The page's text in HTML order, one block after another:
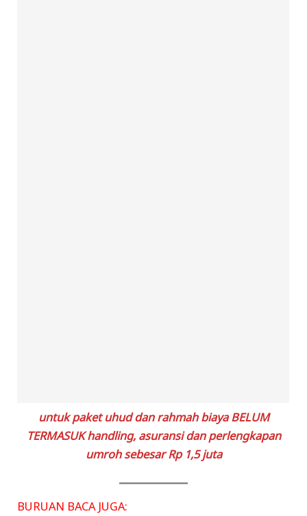
untuk paket uhud dan rahmah biaya BELUM
TERMASUK handling, asuransi dan perlengkapan
umroh sebesar Rp 1,5 juta
BURUAN BACA JUGA: